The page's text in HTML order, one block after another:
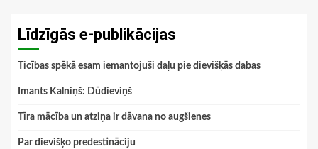
Līdzīgās e-publikācijas
Ticības spēkā esam iemantojuši daļu pie dievišķās dabas
Imants Kalniņš: Dūdieviņš
Tīra mācība un atziņa ir dāvana no augšienes
Par dievišķo predestināciju